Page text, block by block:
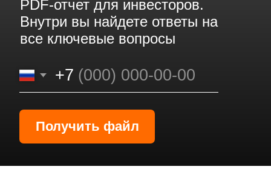
Комплекс оснащен всесезонным
термальным SPA-комплексом,
подогреваемыми бассейнами под
открытым небом и премиальными